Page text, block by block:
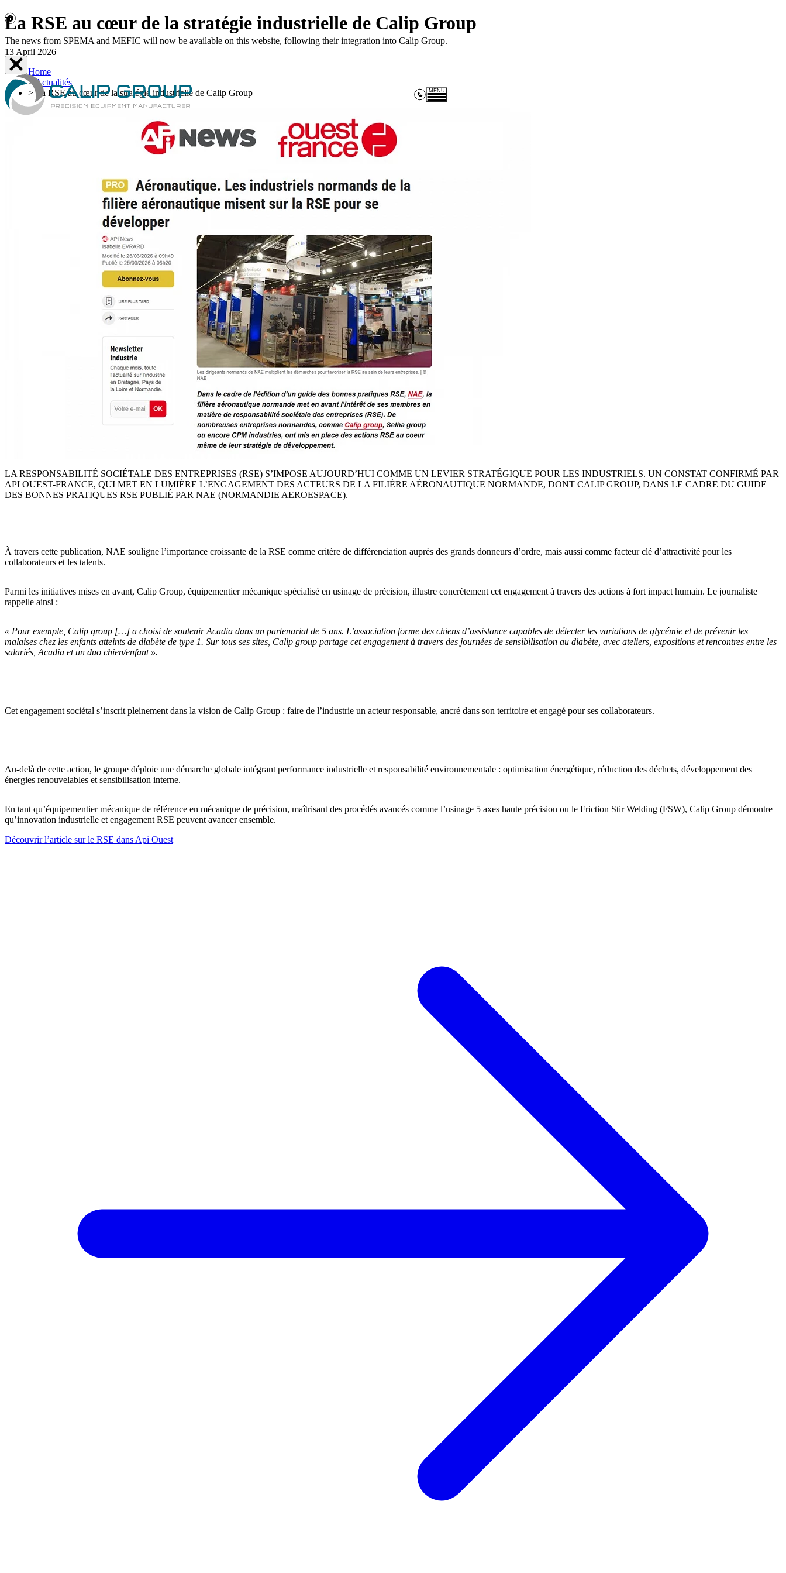
The news from SPEMA and MEFIC will now be available on this website, following their integration into Calip Group.
6 Rue Rembrandt Bugatti - 14370 Moult
MENU
La RSE au cœur de la stratégie industrielle de Calip Group
13 April 2026
Home
> Actualités
>La RSE au cœur de la stratégie industrielle de Calip Group
LA RESPONSABILITÉ SOCIÉTALE DES ENTREPRISES (RSE) S’IMPOSE AUJOURD’HUI COMME UN LEVIER STRATÉGIQUE POUR LES INDUSTRIELS. UN CONSTAT CONFIRMÉ PAR
API OUEST-FRANCE, QUI MET EN LUMIÈRE L’ENGAGEMENT DES ACTEURS DE LA FILIÈRE AÉRONAUTIQUE NORMANDE, DONT CALIP GROUP, DANS LE CADRE DU GUIDE
DES BONNES PRATIQUES RSE PUBLIÉ PAR NAE (NORMANDIE AEROESPACE).
À travers cette publication, NAE souligne l’importance croissante de la RSE comme critère de différenciation auprès des grands donneurs d’ordre, mais aussi comme facteur clé d’attractivité pour les
collaborateurs et les talents.
Parmi les initiatives mises en avant, Calip Group, équipementier mécanique spécialisé en usinage de précision, illustre concrètement cet engagement à travers des actions à fort impact humain. Le journaliste
rappelle ainsi :
« Pour exemple, Calip group […] a choisi de soutenir Acadia dans un partenariat de 5 ans. L’association forme des chiens d’assistance capables de détecter les variations de glycémie et de prévenir les
malaises chez les enfants atteints de diabète de type 1. Sur tous ses sites, Calip group partage cet engagement à travers des journées de sensibilisation au diabète, avec ateliers, expositions et rencontres entre les
salariés, Acadia et un duo chien/enfant ».
Cet engagement sociétal s’inscrit pleinement dans la vision de Calip Group : faire de l’industrie un acteur responsable, ancré dans son territoire et engagé pour ses collaborateurs.
Au-delà de cette action, le groupe déploie une démarche globale intégrant performance industrielle et responsabilité environnementale : optimisation énergétique, réduction des déchets, développement des
énergies renouvelables et sensibilisation interne.
En tant qu’équipementier mécanique de référence en mécanique de précision, maîtrisant des procédés avancés comme l’usinage 5 axes haute précision ou le Friction Stir Welding (FSW), Calip Group démontre
qu’innovation industrielle et engagement RSE peuvent avancer ensemble.
Découvrir l’article sur le RSE dans Api Ouest